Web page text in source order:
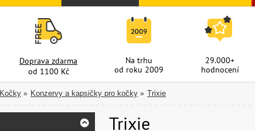
Doprava zdarma
od 1100 Kč
Na trhu
od roku 2009
29.000+
hodnocení
Kočky » Konzervy a kapsičky pro kočky » Trixie
Trixie